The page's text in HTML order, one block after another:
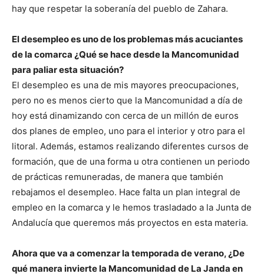
hay que respetar la soberanía del pueblo de Zahara.
El desempleo es uno de los problemas más acuciantes
de la comarca ¿Qué se hace desde la Mancomunidad
para paliar esta situación?
El desempleo es una de mis mayores preocupaciones,
pero no es menos cierto que la Mancomunidad a día de
hoy está dinamizando con cerca de un millón de euros
dos planes de empleo, uno para el interior y otro para el
litoral. Además, estamos realizando diferentes cursos de
formación, que de una forma u otra contienen un periodo
de prácticas remuneradas, de manera que también
rebajamos el desempleo. Hace falta un plan integral de
empleo en la comarca y le hemos trasladado a la Junta de
Andalucía que queremos más proyectos en esta materia.
Ahora que va a comenzar la temporada de verano, ¿De
qué manera invierte la Mancomunidad de La Janda en